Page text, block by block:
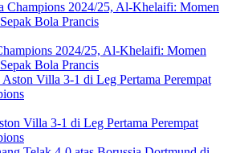
2024/25, Al-Khelaifi: Momen
Bola Prancis
Villa 3-1 di Leg Pertama Perempat